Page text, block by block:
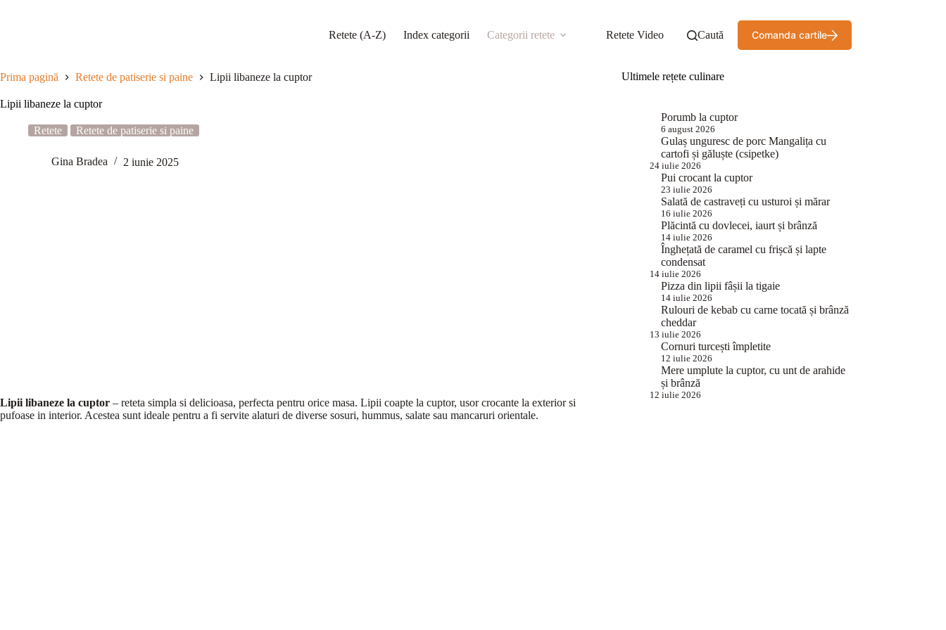
Retete (A-Z) Index categorii Categorii retete Retete Video Caută Comanda cartile
Prima pagină Retete de patiserie si paine Lipii libaneze la cuptor
Lipii libaneze la cuptor
Retete Retete de patiserie si paine
Gina Bradea 2 iunie 2025
Lipii libaneze la cuptor – reteta simpla si delicioasa, perfecta pentru orice masa. Lipii coapte la cuptor, usor crocante la exterior si
pufoase in interior. Acestea sunt ideale pentru a fi servite alaturi de diverse sosuri, hummus, salate sau mancaruri orientale.
Ultimele rețete culinare
Porumb la cuptor
6 august 2026
Gulaș unguresc de porc Mangalița cu
cartofi și găluște (csipetke)
24 iulie 2026
Pui crocant la cuptor
23 iulie 2026
Salată de castraveți cu usturoi și mărar
16 iulie 2026
Plăcintă cu dovlecei, iaurt și brânză
14 iulie 2026
Înghețată de caramel cu frișcă și lapte
condensat
14 iulie 2026
Pizza din lipii fâșii la tigaie
14 iulie 2026
Rulouri de kebab cu carne tocată și brânză
cheddar
13 iulie 2026
Cornuri turcești împletite
12 iulie 2026
Mere umplute la cuptor, cu unt de arahide
și brânză
12 iulie 2026